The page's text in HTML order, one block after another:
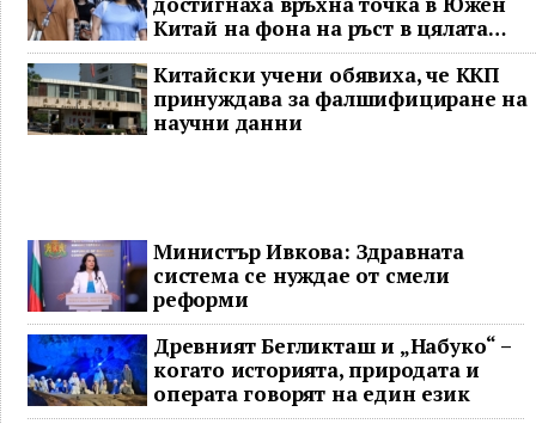
Китай на фона на ръст в цялата
страна
Китайски учени обявиха, че ККП
принуждава за фалшифициране на
научни данни
Министър Ивкова: Здравната
система се нуждае от смели
реформи
Древният Бегликташ и „Набуко“ –
когато историята, природата и
операта говорят на един език